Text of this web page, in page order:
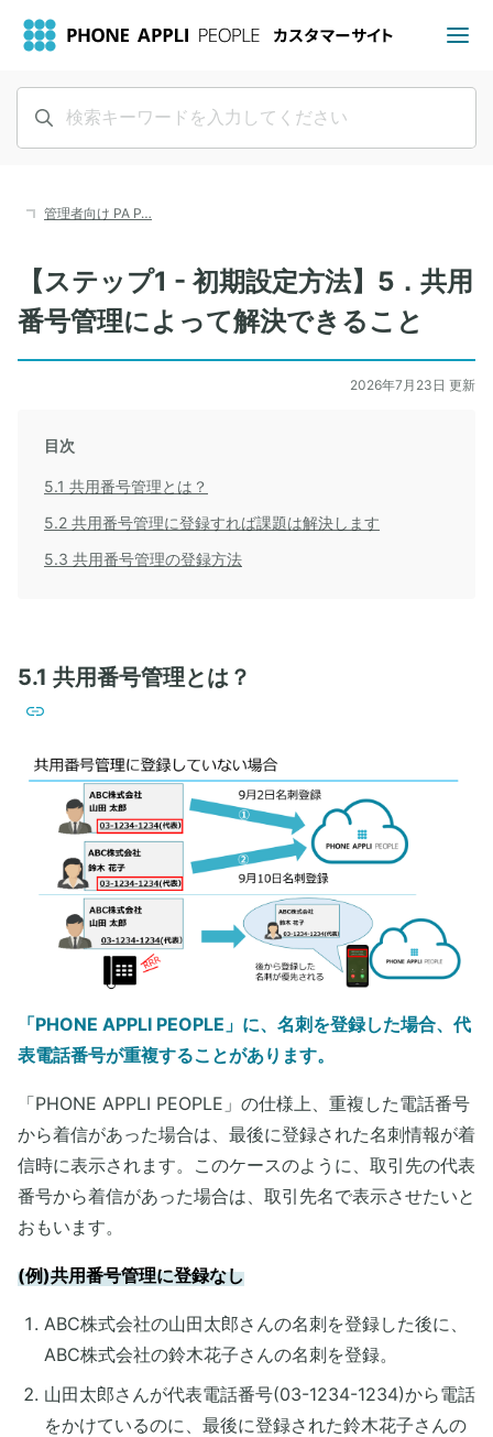
管理者向け PA P…
【ステップ1 - 初期設定方法】5．共用
番号管理によって解決できること
2026年7月23日 更新
目次
5.1 共用番号管理とは？
5.2 共用番号管理に登録すれば課題は解決します
5.3 共用番号管理の登録方法
5.1 共用番号管理とは？
「PHONE APPLI PEOPLE」に、名刺を登録した場合、代
表電話番号が重複することがあります。
​「PHONE APPLI PEOPLE」の仕様上、重複した電話番号
から着信があった場合は、最後に登録された名刺情報が着
信時に表示されます。このケースのように、取引先の代表
番号から着信があった場合は、取引先名で表示させたいと
おもいます。
​(例)共用番号管理に登録なし
ABC株式会社の山田太郎さんの名刺を登録した後に、
ABC株式会社の鈴木花子さんの名刺を登録。
山田太郎さんが代表電話番号(03-1234-1234)から電話
をかけているのに、最後に登録された鈴木花子さんの